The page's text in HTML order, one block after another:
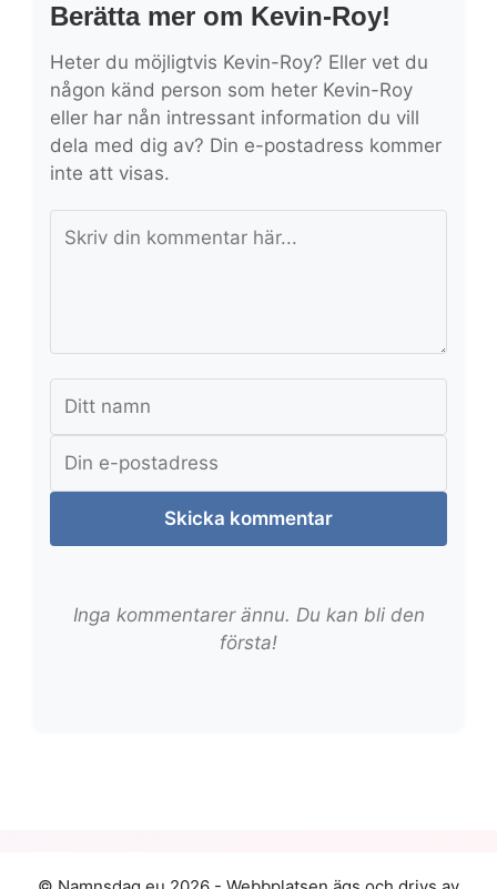
Berätta mer om Kevin-Roy!
Heter du möjligtvis Kevin-Roy? Eller vet du
någon känd person som heter Kevin-Roy
eller har nån intressant information du vill
dela med dig av? Din e-postadress kommer
inte att visas.
Skicka kommentar
Inga kommentarer ännu. Du kan bli den
första!